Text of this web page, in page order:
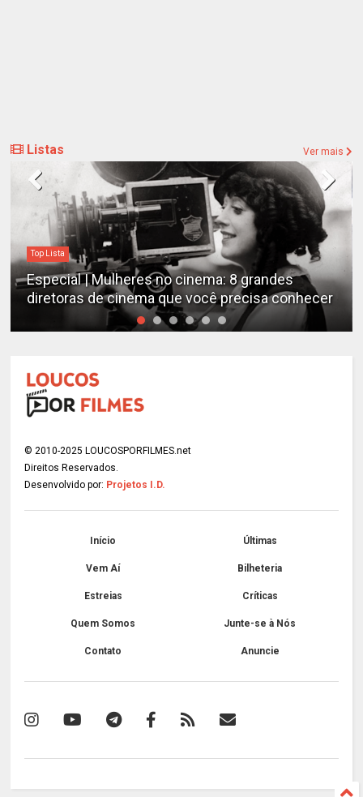
Listas Ver mais
Top Lista
Especial | Mulheres no cinema: 8 grandes
diretoras de cinema que você precisa conhecer
© 2010-2025 LOUCOSPORFILMES.net
Direitos Reservados.
Desenvolvido por: Projetos I.D.
Início Últimas
Vem Aí Bilheteria
Estreias Críticas
Quem Somos Junte-se à Nós
Contato Anuncie